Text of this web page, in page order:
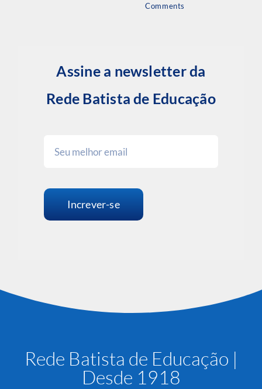
Comments
Assine a newsletter da
Rede Batista de Educação
Increver-se
Rede Batista de Educação |
Desde 1918